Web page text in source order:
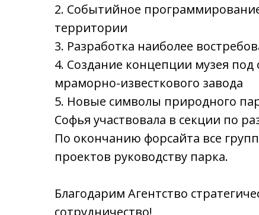
2. Событийное
территории
3. Разработка наиболее
4. Создание концепции музея
мраморно-известкового завода
5. Новые символы природного
Софья участвовала в секции по
По окончанию форсайта все
проектов руководству парка.
Благодарим Агентство
сотрудничество!